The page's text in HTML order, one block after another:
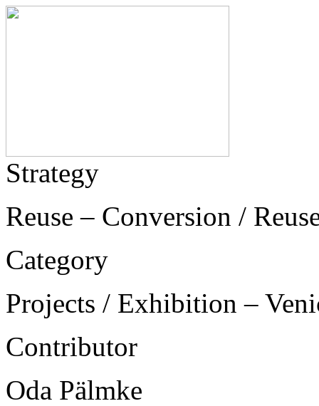
Strategy
Reuse – Conversion /
Category
Projects / Exhibition –
Contributor
Oda Pälmke